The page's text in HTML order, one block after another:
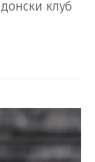
клуб